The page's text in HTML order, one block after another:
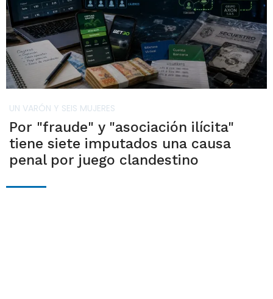
UN VARÓN Y SEIS MUJERES
Por "fraude" y "asociación ilícita"
tiene siete imputados una causa
penal por juego clandestino